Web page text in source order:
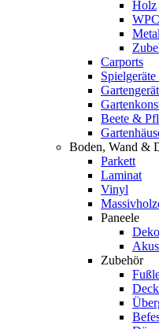
Holz
WPC
Carports
Beete &
Boden, Wand &
Parkett
Laminat
Vinyl
Paneele
Zubehör